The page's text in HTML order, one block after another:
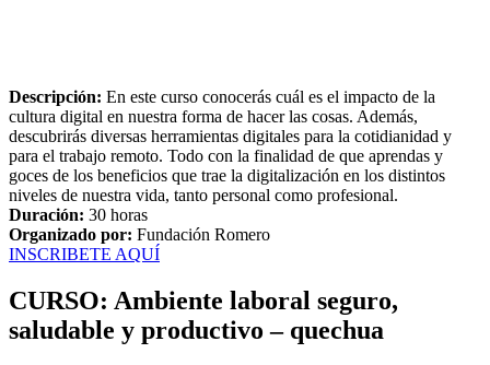
Descripción: En este curso conocerás cuál es el impacto de la
cultura digital en nuestra forma de hacer las cosas. Además,
descubrirás diversas herramientas digitales para la cotidianidad y
para el trabajo remoto. Todo con la finalidad de que aprendas y
goces de los beneficios que trae la digitalización en los distintos
niveles de nuestra vida, tanto personal como profesional.
Duración: 30 horas
Organizado por: Fundación Romero
INSCRIBETE AQUÍ
CURSO: Ambiente laboral seguro,
saludable y productivo – quechua